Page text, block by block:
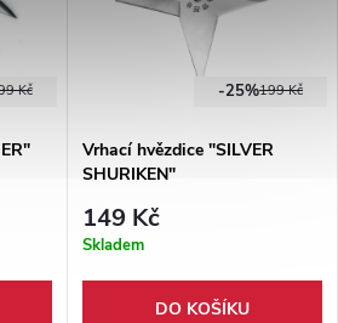
Kč 199 Kč
-25%
Vrhací hvězdice "SILVER
SHURIKEN"
149 Kč
Skladem
DO KOŠÍKU